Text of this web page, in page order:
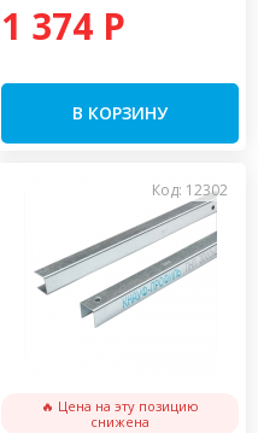
1 374 P
В КОРЗИНУ
Код: 12302
🔥 Цена на эту позицию
снижена